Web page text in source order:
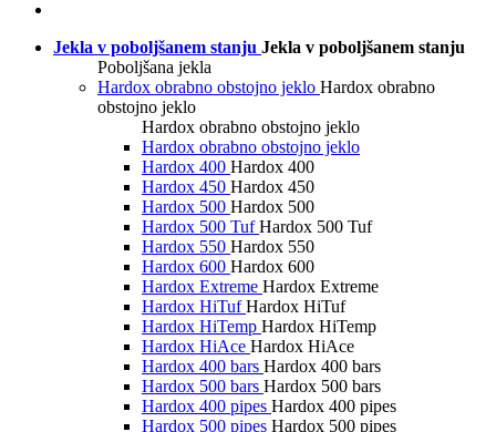
Jekla v poboljšanem stanju Jekla v poboljšanem stanju
Poboljšana jekla
Hardox obrabno obstojno jeklo Hardox obrabno
obstojno jeklo
Hardox obrabno obstojno jeklo
Hardox obrabno obstojno jeklo
Hardox 400 Hardox 400
Hardox 450 Hardox 450
Hardox 500 Hardox 500
Hardox 500 Tuf Hardox 500 Tuf
Hardox 550 Hardox 550
Hardox 600 Hardox 600
Hardox Extreme Hardox Extreme
Hardox HiTuf Hardox HiTuf
Hardox HiTemp Hardox HiTemp
Hardox HiAce Hardox HiAce
Hardox 400 bars Hardox 400 bars
Hardox 500 bars Hardox 500 bars
Hardox 400 pipes Hardox 400 pipes
Hardox 500 pipes Hardox 500 pipes